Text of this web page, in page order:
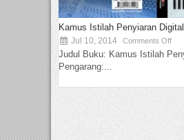
Kamus Istilah Penyiaran Digital
Jul 10, 2014 Comments Off
Judul Buku: Kamus Istilah
Pengarang:...